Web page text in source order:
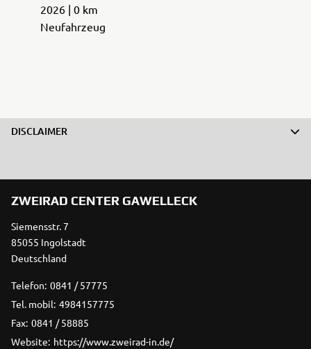
2026 | 0 km
Neufahrzeug
DISCLAIMER
ZWEIRAD CENTER GAWELLECK
Siemensstr. 7
85055 Ingolstadt
Deutschland
Telefon: 0841 / 57775
Tel. mobil: 4984157775
Fax: 0841 / 58885
Website: https://www.zweirad-in.de/